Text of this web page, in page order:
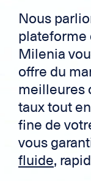
Nous
plateforme
Milenia
offre du
meilleures
taux tout
fine de
vous
fluide,